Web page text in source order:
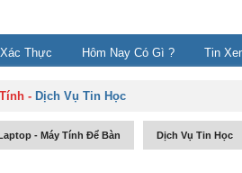
Thực Hôm Nay Có Gì ? Tin
- Dịch Vụ Tin Học
- Máy Tính Để Bàn Dịch Vụ Tin Học